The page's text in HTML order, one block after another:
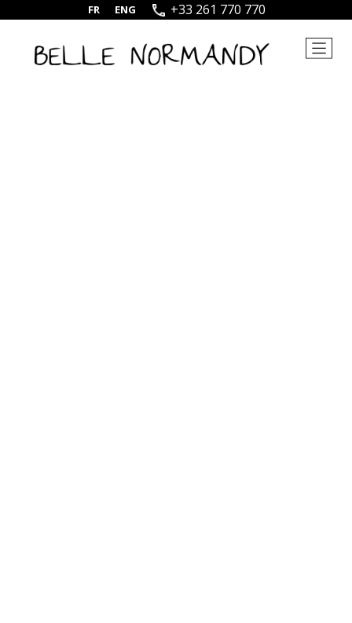
FR ENG +33 261 770 770